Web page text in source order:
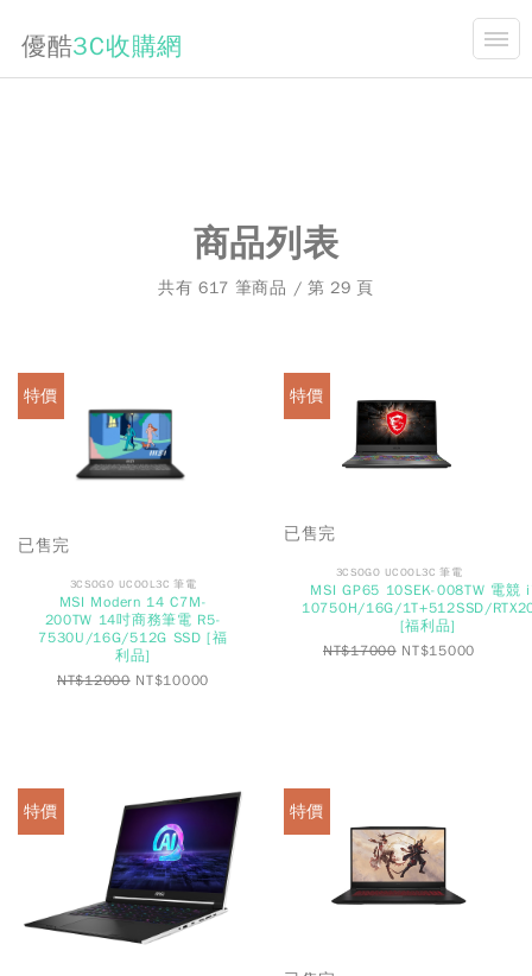
優酷3C收購網 開
商品購買
商品列表
共有 617 筆商品 / 第 29 頁
特價
已售完
3CSOGO UCOOL3C 筆電
MSI Modern 14 C7M-
200TW 14吋商務筆電 R5-
7530U/16G/512G SSD [福
利品]
NT$12000 NT$10000
特價
已售完
3CSOGO UCOOL3C 筆電
MSI GP65 10SEK-008TW 電競
10750H/16G/1T+512SSD/
[福利品]
NT$17000 NT$15000
特價 特價